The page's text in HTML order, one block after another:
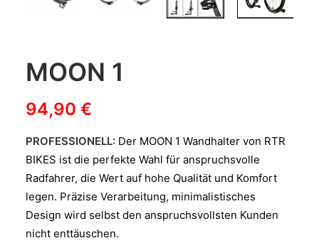
MOON 1
94,90 €
PROFESSIONELL: Der MOON 1 Wandhalter von RTR
BIKES ist die perfekte Wahl für anspruchsvolle
Radfahrer, die Wert auf hohe Qualität und Komfort
legen. Präzise Verarbeitung, minimalistisches
Design wird selbst den anspruchsvollsten Kunden
nicht enttäuschen.